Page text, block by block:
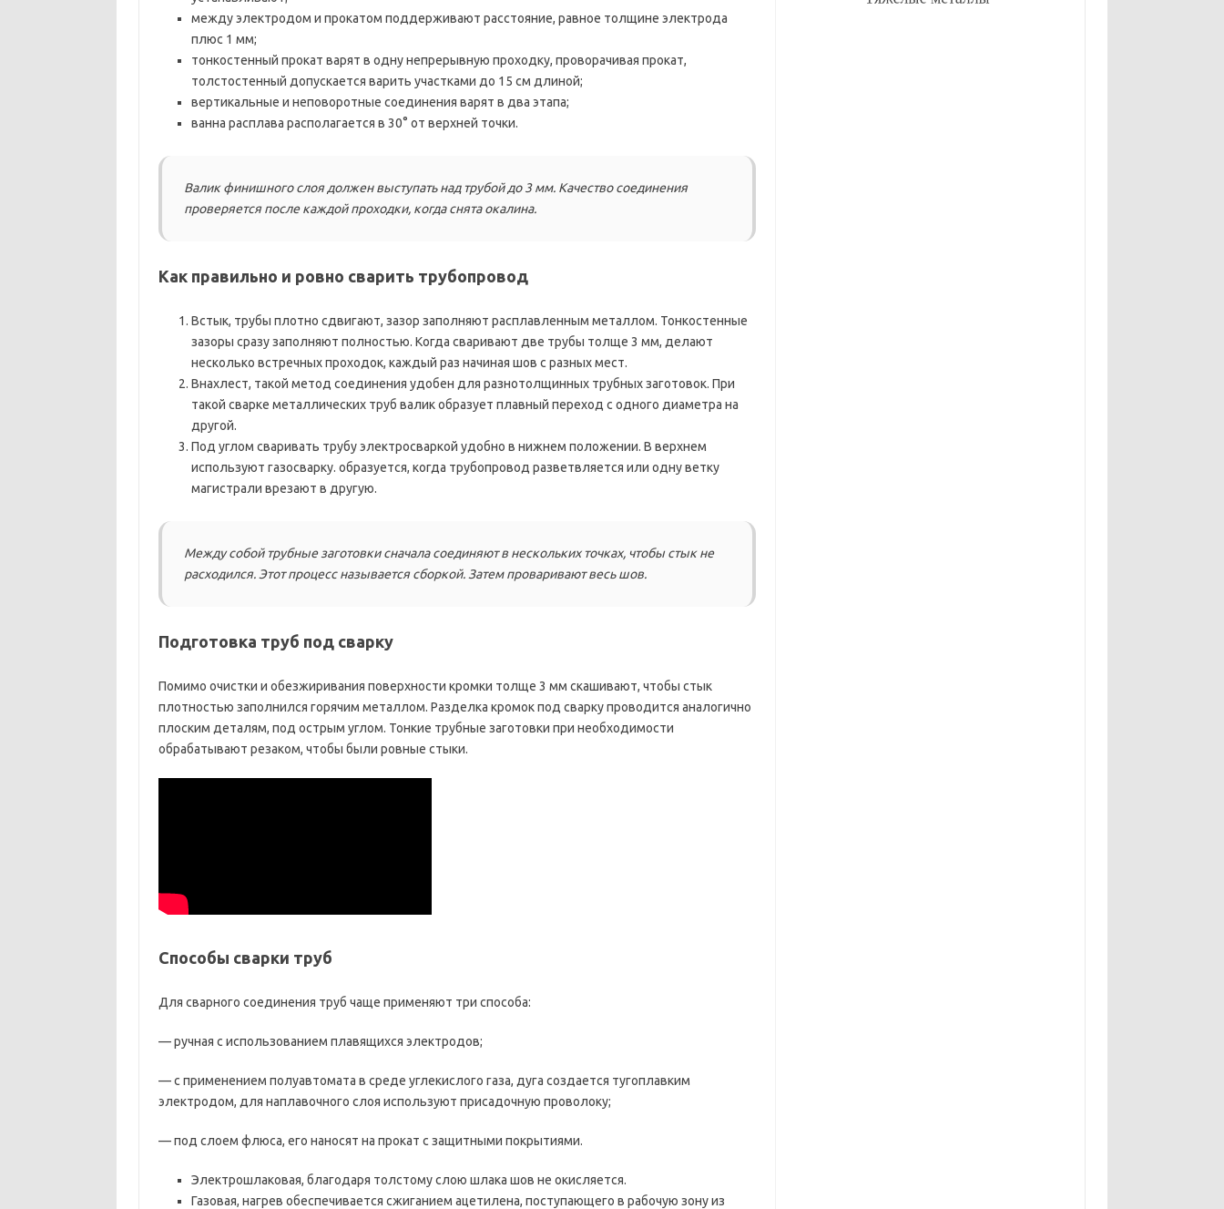
между электродом и прокатом поддерживают расстояние, равное толщине электрода
плюс 1 мм;
тонкостенный прокат варят в одну непрерывную проходку, проворачивая прокат,
толстостенный допускается варить участками до 15 см длиной;
вертикальные и неповоротные соединения варят в два этапа;
ванна расплава располагается в 30° от верхней точки.
Валик финишного слоя должен выступать над трубой до 3 мм. Качество соединения
проверяется после каждой проходки, когда снята окалина.
Как правильно и ровно сварить трубопровод
Встык, трубы плотно сдвигают, зазор заполняют расплавленным металлом. Тонкостенные
зазоры сразу заполняют полностью. Когда сваривают две трубы толще 3 мм, делают
несколько встречных проходок, каждый раз начиная шов с разных мест.
Внахлест, такой метод соединения удобен для разнотолщинных трубных заготовок. При
такой сварке металлических труб валик образует плавный переход с одного диаметра на
другой.
Под углом сваривать трубу электросваркой удобно в нижнем положении. В верхнем
используют газосварку. образуется, когда трубопровод разветвляется или одну ветку
магистрали врезают в другую.
Между собой трубные заготовки сначала соединяют в нескольких точках, чтобы стык не
расходился. Этот процесс называется сборкой. Затем проваривают весь шов.
Подготовка труб под сварку
Помимо очистки и обезжиривания поверхности кромки толще 3 мм скашивают, чтобы стык
плотностью заполнился горячим металлом. Разделка кромок под сварку проводится аналогично
плоским деталям, под острым углом. Тонкие трубные заготовки при необходимости
обрабатывают резаком, чтобы были ровные стыки.
Способы сварки труб
Для сварного соединения труб чаще применяют три способа:
— ручная с использованием плавящихся электродов;
— с применением полуавтомата в среде углекислого газа, дуга создается тугоплавким
электродом, для наплавочного слоя используют присадочную проволоку;
— под слоем флюса, его наносят на прокат с защитными покрытиями.
Электрошлаковая, благодаря толстому слою шлака шов не окисляется.
Газовая, нагрев обеспечивается сжиганием ацетилена, поступающего в рабочую зону из